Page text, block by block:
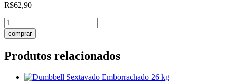
R$62,90
Dumbbell
Sextavado
Emborrachado
kg
comprar
Produtos relacionados